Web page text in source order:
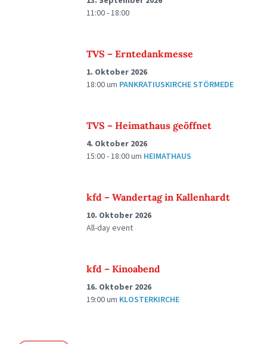
11:00 - 18:00
TVS – Erntedankmesse
1. Oktober 2026
18:00um PANKRATIUSKIRCHE STÖRMEDE
TVS – Heimathaus geöffnet
4. Oktober 2026
15:00 - 18:00um HEIMATHAUS
kfd – Wandertag in Kallenhardt
10. Oktober 2026
All-day event
kfd – Kinoabend
16. Oktober 2026
19:00um KLOSTERKIRCHE